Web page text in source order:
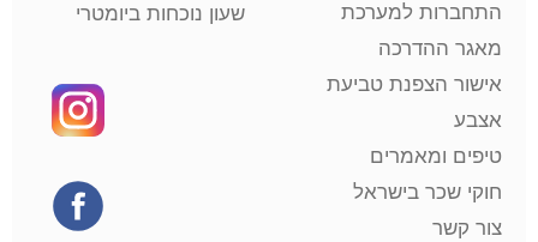
התחברות למערכת
מאגר ההדרכה
אישור הצפנת טביעת
אצבע
טיפים ומאמרים
חוקי שכר בישראל
צור קשר
שעון נוכחות ביומטרי